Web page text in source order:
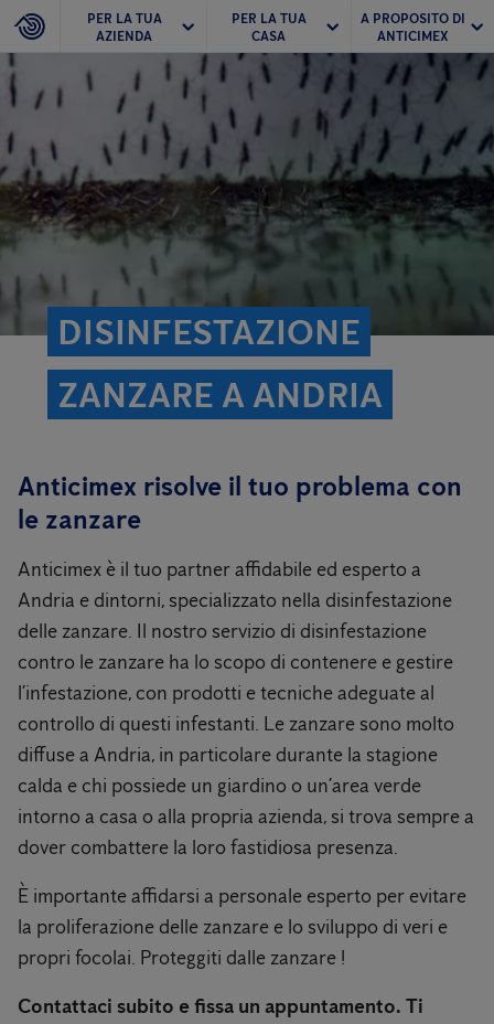
PER LA TUA
AZIENDA
PER LA TUA
CASA
A PROPOSITO DI
ANTICIMEX
DISINFESTAZIONE
ZANZARE A ANDRIA
Anticimex risolve il tuo problema con
le zanzare
Anticimex è il tuo partner affidabile ed esperto a
Andria e dintorni, specializzato nella disinfestazione
delle zanzare. Il nostro servizio di disinfestazione
contro le zanzare ha lo scopo di contenere e gestire
l’infestazione, con prodotti e tecniche adeguate al
controllo di questi infestanti. Le zanzare sono molto
diffuse a Andria, in particolare durante la stagione
calda e chi possiede un giardino o un’area verde
intorno a casa o alla propria azienda, si trova sempre a
dover combattere la loro fastidiosa presenza.
È importante affidarsi a personale esperto per evitare
la proliferazione delle zanzare e lo sviluppo di veri e
propri focolai. Proteggiti dalle zanzare !
Contattaci subito e fissa un appuntamento. Ti